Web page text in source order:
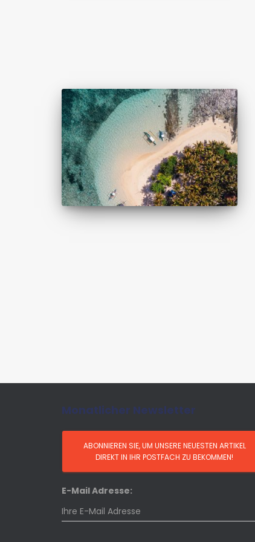
Monatlicher Newsletter
E-Mail Adresse: